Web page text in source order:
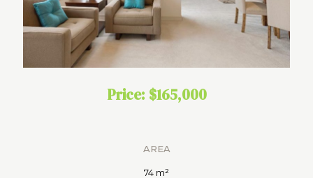
Price: $165,000
AREA
74 m²